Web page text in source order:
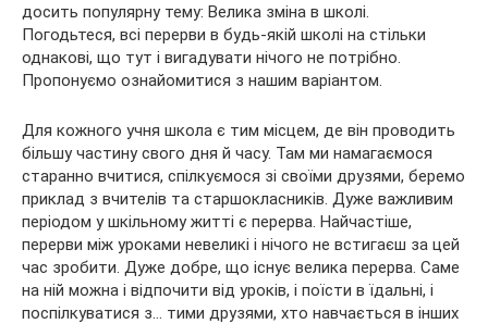
досить популярну тему: Велика зміна в школі.
Погодьтеся, всі перерви в будь-якій школі на стільки
однакові, що тут і вигадувати нічого не потрібно.
Пропонуємо ознайомитися з нашим варіантом.
Для кожного учня школа є тим місцем, де він проводить
більшу частину свого дня й часу. Там ми намагаємося
старанно вчитися, спілкуємося зі своїми друзями, беремо
приклад з вчителів та старшокласників. Дуже важливим
періодом у шкільному житті є перерва. Найчастіше,
перерви між уроками невеликі і нічого не встигаєш за цей
час зробити. Дуже добре, що існує велика перерва. Саме
на ній можна і відпочити від уроків, і поїсти в їдальні, і
поспілкуватися з… тими друзями, хто навчається в інших